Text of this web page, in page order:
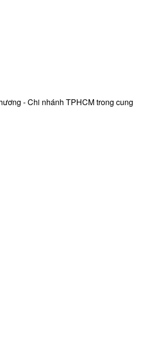
- Chi nhánh TPHCM trong cung